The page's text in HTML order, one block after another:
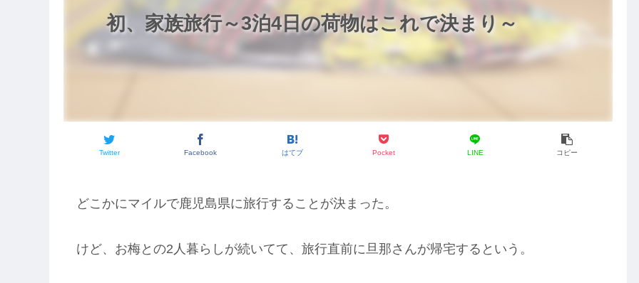
初、家族旅行～3泊4日の荷物はこれで決まり～
Twitter Facebook はてブ Pocket LINE コピー
どこかにマイルで鹿児島県に旅行することが決まった。
けど、お梅との2人暮らしが続いてて、旅行直前に旦那さんが帰宅するという。